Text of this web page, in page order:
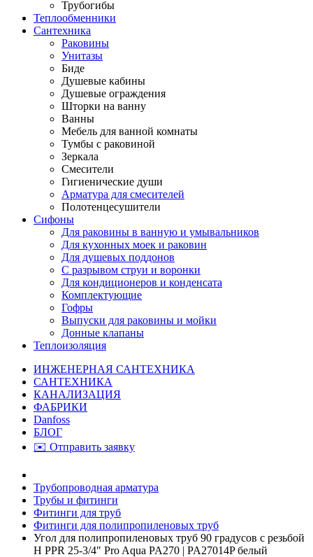
Трубогибы
Теплообменники
Сантехника
Раковины
Унитазы
Биде
Душевые кабины
Душевые ограждения
Шторки на ванну
Ванны
Мебель для ванной комнаты
Тумбы с раковиной
Зеркала
Смесители
Гигиенические души
Арматура для смесителей
Полотенцесушители
Сифоны
Для раковины в ванную и умывальников
Для кухонных моек и раковин
Для душевых поддонов
С разрывом струи и воронки
Для кондиционеров и конденсата
Комплектующие
Гофры
Выпуски для раковины и мойки
Донные клапаны
Теплоизоляция
ИНЖЕНЕРНАЯ САНТЕХНИКА
САНТЕХНИКА
КАНАЛИЗАЦИЯ
ФАБРИКИ
Danfoss
БЛОГ
✉️ Отправить заявку
Трубопроводная арматура
Трубы и фитинги
Фитинги для труб
Фитинги для полипропиленовых труб
Угол для полипропиленовых труб 90 градусов с резьбой
Н PPR 25-3/4" Pro Aqua PA270 | PA27014P белый